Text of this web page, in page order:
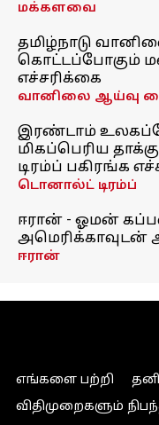
மக்களவை
தமிழ்நாடு
கொட்டப்போகும்
எச்சரிக்கை
வானிலை ஆய்வு
இரண்டாம்
மிகப்பெரிய
டிரம்ப் பகிரங்க
டொனால்ட் டிரம்ப்
ஈரான் - ஓமன்
அமெரிக்காவுடன்
ஈரான்
எங்களை பற்றி
விதிமுறைகளும்